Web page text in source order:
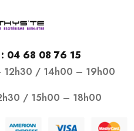
04 68 08 76 15
12h30 / 14h00 – 19h00
/ 15h00 – 18h00